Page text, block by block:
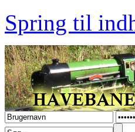
Spring til